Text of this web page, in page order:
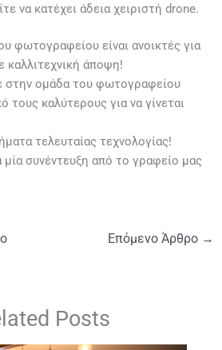
να κατέχει άδεια χειριστή drone.
φωτογραφείου είναι ανοικτές για
καλλιτεχνική άποψη!
στην ομάδα του φωτογραφείου
καλύτερους για να γίνεται
τελευταίας τεχνολογίας!
μία συνέντευξη από το γραφείο μας
Επόμενο Άρθρο →
Posts